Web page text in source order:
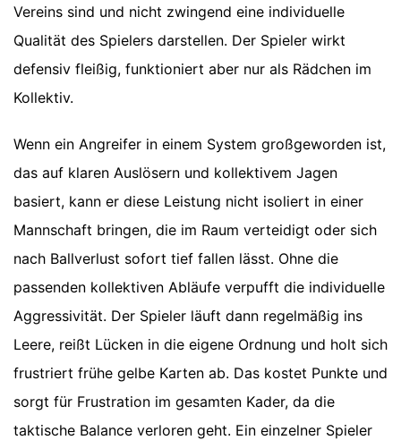
Vereins sind und nicht zwingend eine individuelle
Qualität des Spielers darstellen. Der Spieler wirkt
defensiv fleißig, funktioniert aber nur als Rädchen im
Kollektiv.
Wenn ein Angreifer in einem System großgeworden ist,
das auf klaren Auslösern und kollektivem Jagen
basiert, kann er diese Leistung nicht isoliert in einer
Mannschaft bringen, die im Raum verteidigt oder sich
nach Ballverlust sofort tief fallen lässt. Ohne die
passenden kollektiven Abläufe verpufft die individuelle
Aggressivität. Der Spieler läuft dann regelmäßig ins
Leere, reißt Lücken in die eigene Ordnung und holt sich
frustriert frühe gelbe Karten ab. Das kostet Punkte und
sorgt für Frustration im gesamten Kader, da die
taktische Balance verloren geht. Ein einzelner Spieler